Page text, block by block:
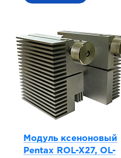
Модуль ксеноновый
Pentax ROL-X27, OL-